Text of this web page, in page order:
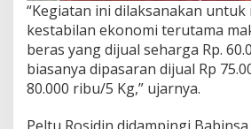
“Kegiatan ini dilaksanakan untuk
kestabilan ekonomi terutama
beras yang dijual seharga Rp.
biasanya dipasaran dijual Rp
80.000 ribu/5 Kg,” ujarnya.